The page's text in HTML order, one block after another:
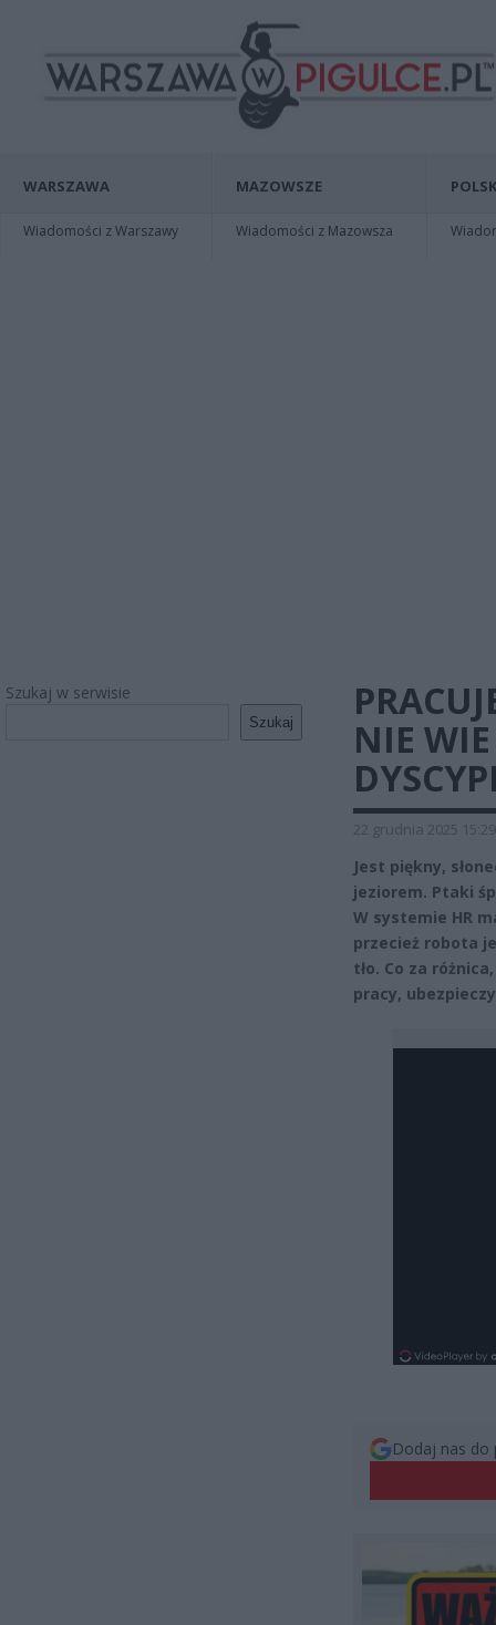
WARSZAWA
Wiadomości z Warszawy
MAZOWSZE
Wiadomości z Mazowsza
Szukaj w serwisie
Szukaj
NIE
22 grudnia 2025 15:29
Jest piękny,
jeziorem. Ptaki
W systemie HR
przecież robota
tło. Co za
pracy,
Dodaj nas do